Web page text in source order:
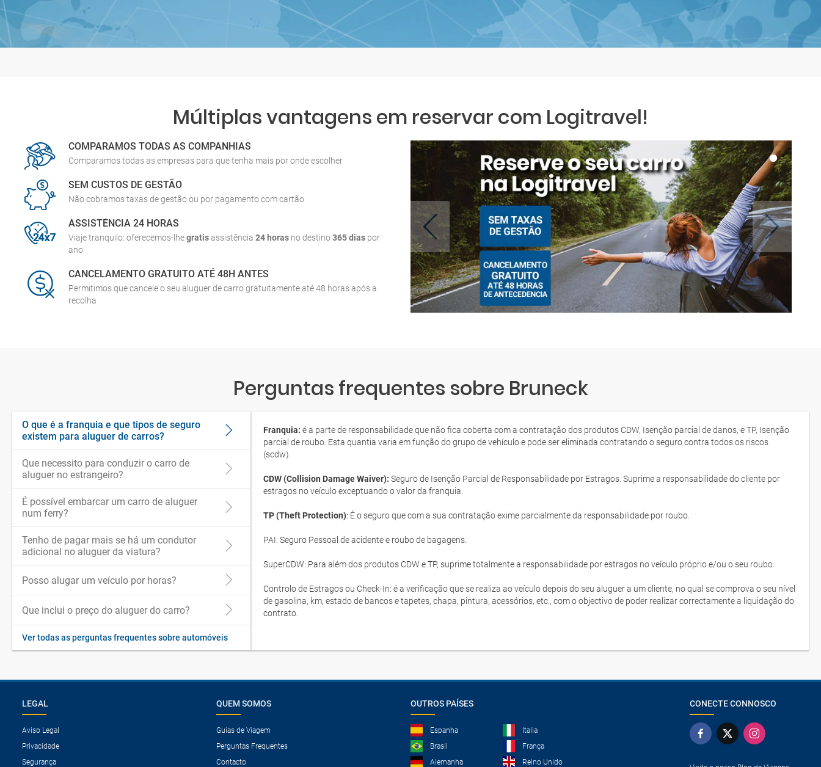
Múltiplas vantagens em reservar com Logitravel!
COMPARAMOS TODAS AS COMPANHIAS
Comparamos todas as empresas para que tenha mais por onde escolher
SEM CUSTOS DE GESTÃO
Não cobramos taxas de gestão ou por pagamento com cartão
ASSISTÊNCIA 24 HORAS
Viaje tranquilo: oferecemos-lhegratisassistência 24 horas no destino365 dias por
ano
CANCELAMENTO GRATUITO ATÉ 48H ANTES
Permitimos que cancele o seu aluguer de carro gratuitamente até 48 horas após a
recolha
Perguntas frequentes sobre Bruneck
O que é a franquia e que tipos de seguro
existem para aluguer de carros?
Que necessito para conduzir o carro de
aluguer no estrangeiro?
É possível embarcar um carro de aluguer
num ferry?
Tenho de pagar mais se há um condutor
adicional no aluguer da viatura?
Posso alugar um veículo por horas?
Que inclui o preço do aluguer do carro?
Ver todas as perguntas frequentes sobre automóveis
Franquia:é a parte de responsabilidade que não fica coberta com a contratação dos produtos CDW, Isenção parcial de danos, e TP, Isenção
parcial de roubo. Esta quantia varia em função do grupo de vehículo e pode ser eliminada contratando o seguro contra todos os riscos
(scdw).
CDW (Collision Damage Waiver): Seguro de Isenção Parcial de Responsabilidade por Estragos. Suprime a responsabilidade do cliente por
estragos no veículo exceptuando o valor da franquia.
TP (Theft Protection): É o seguro que com a sua contratação exime parcialmente da responsabilidade por roubo.
PAI: Seguro Pessoal de acidente e roubo de bagagens.
SuperCDW: Para além dos produtos CDW e TP, suprime totalmente a responsabilidade por estragos no veículo próprio e/ou o seu roubo.
Controlo de Estragos ou Check-In: é a verificação que se realiza ao veículo depois do seu aluguer a um cliente, no qual se comprova o seu nível
de gasolina, km, estado de bancos e tapetes, chapa, pintura, acessórios, etc., com o objectivo de poder realizar correctamente a liquidação do
contrato.
LEGAL
Aviso Legal
Privacidade
Segurança
QUEM SOMOS
Guias de Viagem
Perguntas Frequentes
Contacto
OUTROS PAÍSES
Espanha
Italia
Brasil
França
Alemanha
Reino Unido
CONECTE CONNOSCO